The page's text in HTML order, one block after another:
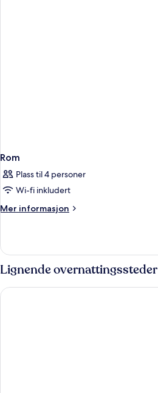
Rom
Plass til 4 personer
Wi-fi inkludert
Mer informasjon
Mer
Lignende overnattingssteder
ZT The Golden Hotel Barcelona